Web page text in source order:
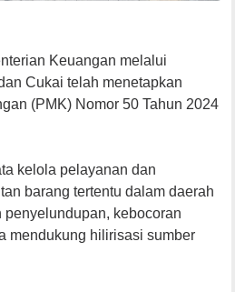
Keuangan melalui
Cukai telah menetapkan
(PMK) Nomor 50 Tahun 2024
kelola pelayanan dan
barang tertentu dalam daerah
kebocoran
mendukung hilirisasi sumber